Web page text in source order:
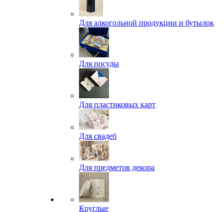
Для алкогольной продукции и бутылок
Для посуды
Для пластиковых карт
Для свадеб
Для предметов декора
Круглые